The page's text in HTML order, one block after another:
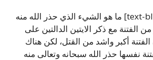
[text-blocks id=”790″] ما هو الشيء الذي حذر الله منه
الفتنة مع ذكر الايتين الدالتين على
أكبر واشد من القتل، لكن هناك
نفسها حذر الله سبحانه وتعالى منه